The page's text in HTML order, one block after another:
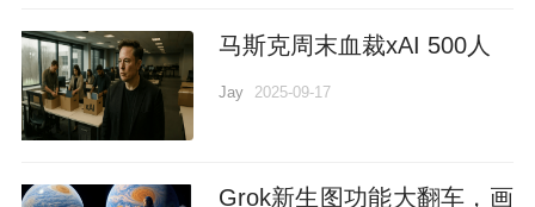
马斯克周末血裁xAI 500人
Jay 2025-09-17
Grok新生图功能大翻车，画